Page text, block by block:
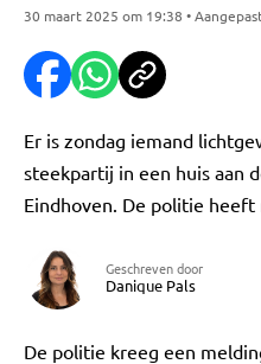
30 maart 2025 om 19:38 •
Er is zondag iemand
steekpartij in een huis aan
Eindhoven. De politie
Geschreven door
Danique Pals
De politie kreeg een